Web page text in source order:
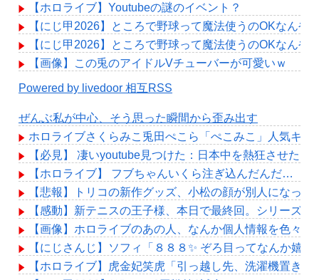
【ホロライブ】Youtubeの謎のイベント？
【にじ甲2026】ところで野球って魔法使うのOKなんや
【にじ甲2026】ところで野球って魔法使うのOKなんや
【画像】この兎のアイドルVチューバーが可愛いｗ
Powered by livedoor 相互RSS
ぜんぶ私が中心、そう思った瞬間から歪み出す
ホロライブさくらみこ兎田ぺこら「ぺこみこ」人気キ
【必見】 凄いyoutube見つけた：日本中を熱狂させた
【ホロライブ】 フブちゃんいくら注ぎ込んだんだ…
【悲報】トリコの新作グッズ、小松の顔が別人になって
【感動】新テニスの王子様、本日で最終回。シリーズ
【画像】ホロライブのあの人、なんか個人情報を色々
【にじさんじ】ソフィ「８８８✨ ぞろ目ってなんか嬉
【ホロライブ】虎金妃笑虎「引っ越し先、洗濯機置き